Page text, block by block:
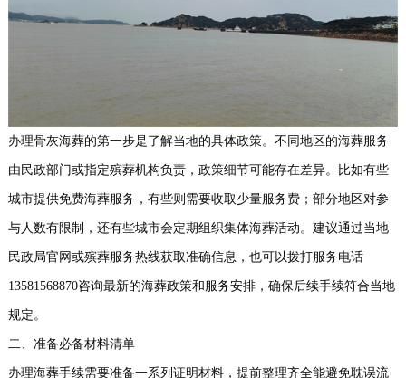
办理骨灰海葬的第一步是了解当地的具体政策。不同地区的海葬服务
由民政部门或指定殡葬机构负责，政策细节可能存在差异。比如有些
城市提供免费海葬服务，有些则需要收取少量服务费；部分地区对参
与人数有限制，还有些城市会定期组织集体海葬活动。建议通过当地
民政局官网或殡葬服务热线获取准确信息，也可以拨打服务电话
13581568870咨询最新的海葬政策和服务安排，确保后续手续符合当地
规定。
二、准备必备材料清单
办理海葬手续需要准备一系列证明材料，提前整理齐全能避免耽误流